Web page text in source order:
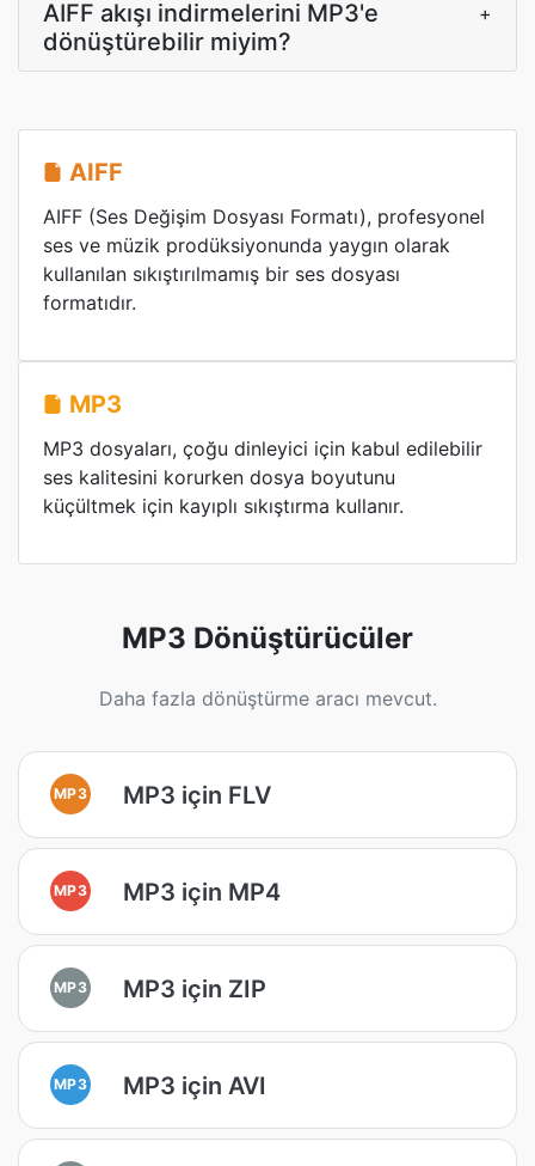
AIFF akışı indirmelerini MP3'e
dönüştürebilir miyim?
+
AIFF
AIFF (Ses Değişim Dosyası Formatı), profesyonel
ses ve müzik prodüksiyonunda yaygın olarak
kullanılan sıkıştırılmamış bir ses dosyası
formatıdır.
MP3
MP3 dosyaları, çoğu dinleyici için kabul edilebilir
ses kalitesini korurken dosya boyutunu
küçültmek için kayıplı sıkıştırma kullanır.
MP3 Dönüştürücüler
Daha fazla dönüştürme aracı mevcut.
MP3 MP3 için FLV
MP3 MP3 için MP4
MP3 MP3 için ZIP
MP3 MP3 için AVI